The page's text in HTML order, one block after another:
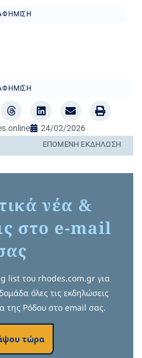
24/02/2026
ΕΠΌΜΕΝΗ ΕΚΔΉΛΩΣΗ
νέα &
στο e-mail
list του rhodes.com.gr για
όλες τις εκδηλώσεις
της Ρόδου στο email σας.
τώρα